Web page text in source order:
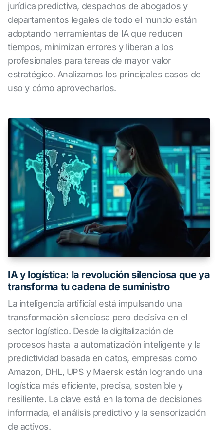
jurídica predictiva, despachos de abogados y
departamentos legales de todo el mundo están
adoptando herramientas de IA que reducen
tiempos, minimizan errores y liberan a los
profesionales para tareas de mayor valor
estratégico. Analizamos los principales casos de
uso y cómo aprovecharlos.
IA y logística: la revolución silenciosa que ya
transforma tu cadena de suministro
La inteligencia artificial está impulsando una
transformación silenciosa pero decisiva en el
sector logístico. Desde la digitalización de
procesos hasta la automatización inteligente y la
predictividad basada en datos, empresas como
Amazon, DHL, UPS y Maersk están logrando una
logística más eficiente, precisa, sostenible y
resiliente. La clave está en la toma de decisiones
informada, el análisis predictivo y la sensorización
de activos.